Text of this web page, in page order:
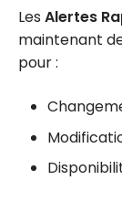
Les Alertes
maintenant
pour :